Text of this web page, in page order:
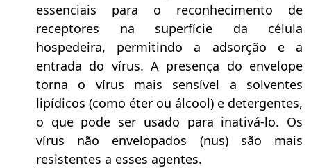
essenciais para o reconhecimento de
receptores na superfície da célula
hospedeira, permitindo a adsorção e a
entrada do vírus. A presença do envelope
torna o vírus mais sensível a solventes
lipídicos (como éter ou álcool) e detergentes,
o que pode ser usado para inativá-lo. Os
vírus não envelopados (nus) são mais
resistentes a esses agentes.